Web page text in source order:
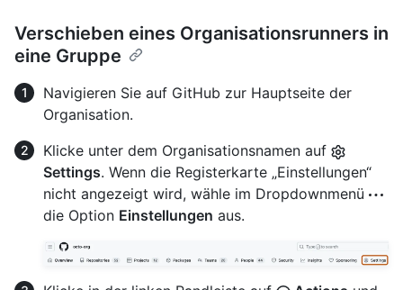
Verschieben eines Organisationsrunners in
eine Gruppe
Navigieren Sie auf GitHub zur Hauptseite der
Organisation.
Klicke unter dem Organisationsnamen auf
Settings. Wenn die Registerkarte „Einstellungen“
nicht angezeigt wird, wähle im Dropdownmenü
die Option Einstellungen aus.